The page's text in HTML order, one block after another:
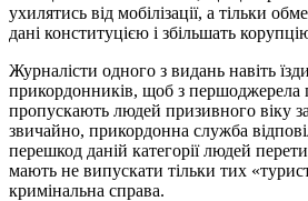
ухилятись від мобілізації, а тільки
дані конституцією і збільшать
Журналісти одного з видань навіть
прикордонників, щоб з першоджерела
пропускають людей призивного віку
звичайно, прикордонна служба
перешкод даній категорії людей
мають не випускати тільки тих
кримінальна справа.